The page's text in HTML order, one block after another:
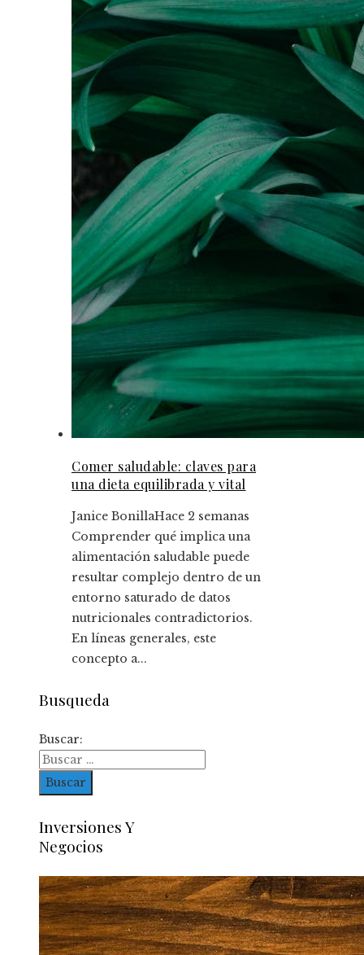
Comer saludable: claves para
una dieta equilibrada y vital
Janice BonillaHace 2 semanas
Comprender qué implica una
alimentación saludable puede
resultar complejo dentro de un
entorno saturado de datos
nutricionales contradictorios.
En líneas generales, este
concepto a...
Busqueda
Buscar:
Inversiones Y
Negocios